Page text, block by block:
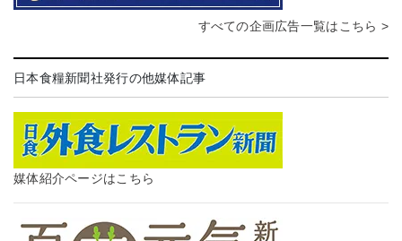
すべての企画広告一覧はこちら >
日本食糧新聞社発行の他媒体記事
媒体紹介ページはこちら